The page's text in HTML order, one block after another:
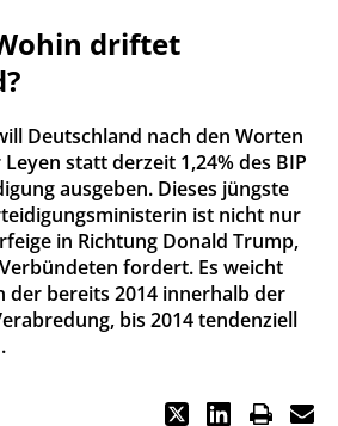
driftet
Deutschland nach den Worten
statt derzeit 1,24% des BIP
ausgeben. Dieses jüngste
ist nicht nur
in Richtung Donald Trump,
fordert. Es weicht
der bereits 2014 innerhalb der
bis 2014 tendenziell